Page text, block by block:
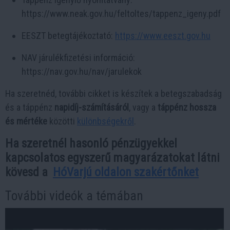
https://www.neak.gov.hu/feltoltes/tappenz_igeny.pdf
EESZT betegtájékoztató: https://www.eeszt.gov.hu
NAV járulékfizetési információ:
https://nav.gov.hu/nav/jarulekok
Ha szeretnéd, további cikket is készítek a betegszabadság
és a táppénz napidíj-számításáról , vagy a táppénz hossza
és mértéke közötti különbségekről
Ha szeretnél hasonló pénzügyekkel
kapcsolatos egyszerű magyarázatokat látni
kövesd a HóVarjú oldalon szakértőnket
További videók a témában